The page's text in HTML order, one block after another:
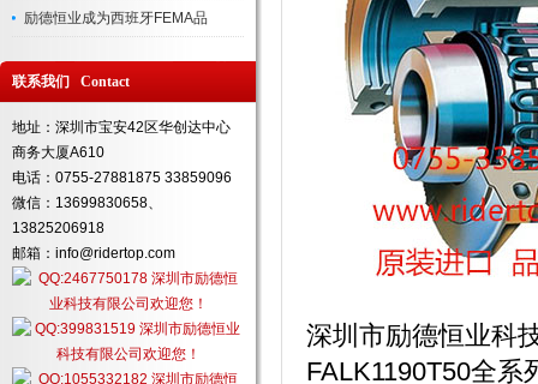
励德恒业成为西班牙FEMA品
联系我们 Contact
地址：深圳市宝安42区华创达中心
商务大厦A610
电话：0755-27881875 33859096
微信：13699830658、
13825206918
邮箱：info@ridertop.com
深圳市励德恒业科
FALK1190T50全